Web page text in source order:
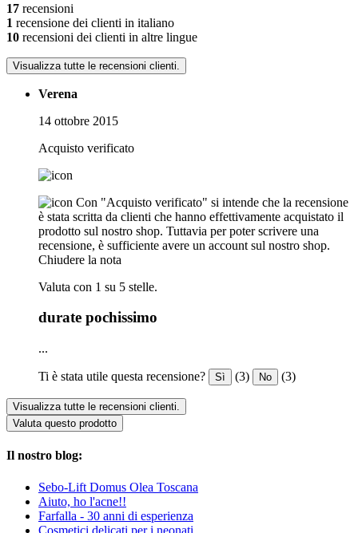
17 recensioni
1 recensione dei clienti in italiano
10 recensioni dei clienti in altre lingue
Visualizza tutte le recensioni clienti.
Verena
14 ottobre 2015
Acquisto verificato
Con "Acquisto verificato" si intende che la recensione
è stata scritta da clienti che hanno effettivamente acquistato il
prodotto sul nostro shop. Tuttavia per poter scrivere una
recensione, è sufficiente avere un account sul nostro shop.
Chiudere la nota
Valuta con 1 su 5 stelle.
durate pochissimo
...
Ti è stata utile questa recensione? Sì (3) No (3)
Visualizza tutte le recensioni clienti.
Valuta questo prodotto
Il nostro blog:
Sebo-Lift Domus Olea Toscana
Aiuto, ho l'acne!!
Farfalla - 30 anni di esperienza
Cosmetici delicati per i neonati